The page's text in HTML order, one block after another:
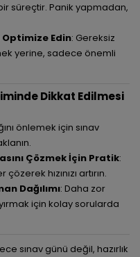
süreçtir. Panik yapmadan,
Optimize Edin: Gereksiz
yerine, sadece önemli
Dikkat Edilmesi
önlemek için sınav
Çözmek İçin Pratik:
hızınızı artırın.
Dağılımı: Daha zor
için kolay sorularda
sınav günü değil, hazırlık